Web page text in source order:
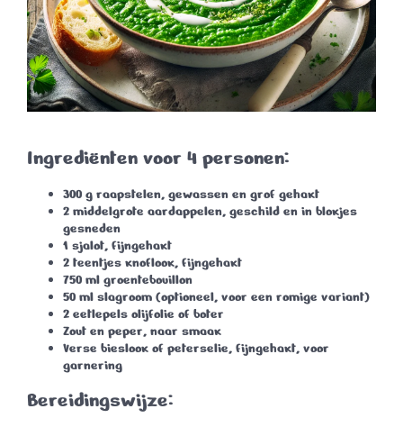
Ingrediënten voor 4 personen:
300 g raapstelen, gewassen en grof gehakt
2 middelgrote aardappelen, geschild en in blokjes
gesneden
1 sjalot, fijngehakt
2 teentjes knoflook, fijngehakt
750 ml groentebouillon
50 ml slagroom (optioneel, voor een romige variant)
2 eetlepels olijfolie of boter
Zout en peper, naar smaak
Verse bieslook of peterselie, fijngehakt, voor
garnering
Bereidingswijze: